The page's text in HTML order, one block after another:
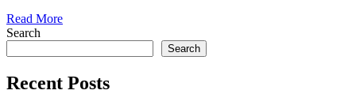
Read More
Search
Search
Recent Posts